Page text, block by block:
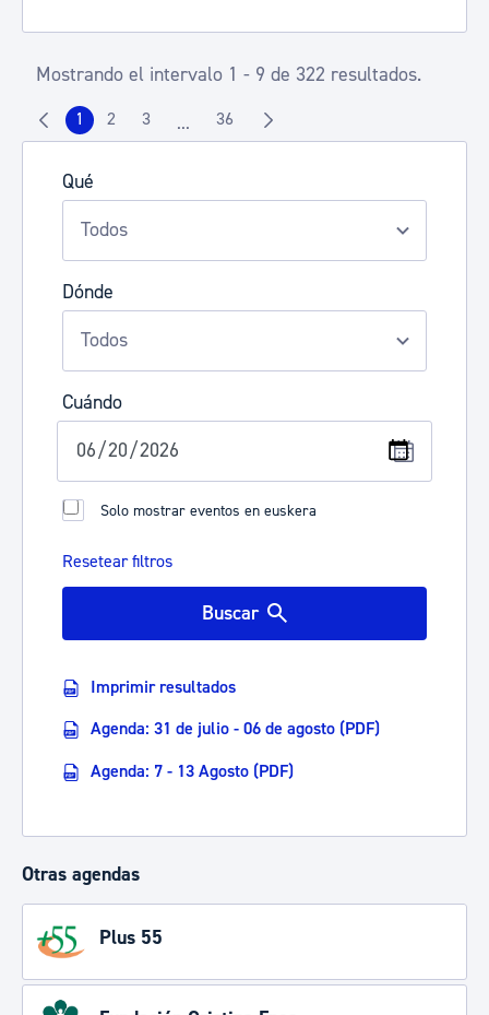
Qué
Dónde
Cuándo
Solo mostrar eventos en euskera
Resetear filtros
Buscar
Imprimir resultados
Agenda: 31 de julio - 06 de agosto (PDF)
Agenda: 7 - 13 Agosto (PDF)
Otras agendas
Plus 55
Mostrando el intervalo 1 - 9 de 322 resultados.
Página
1 Página
2 Página
3 ...Páginas intermedias Use TAB para
Página
36